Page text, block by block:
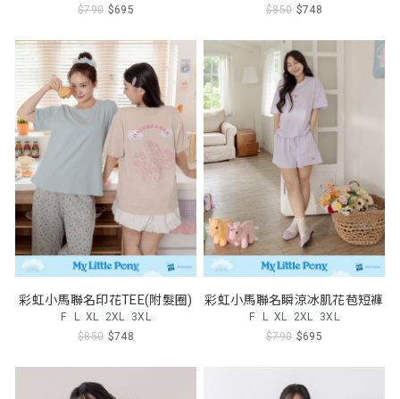
$790 $695
$850 $748
彩虹小馬聯名印花TEE(附髮圈)
F L XL 2XL 3XL
$850 $748
彩虹小馬聯名瞬涼冰肌花苞短褲
F L XL 2XL 3XL
$790 $695